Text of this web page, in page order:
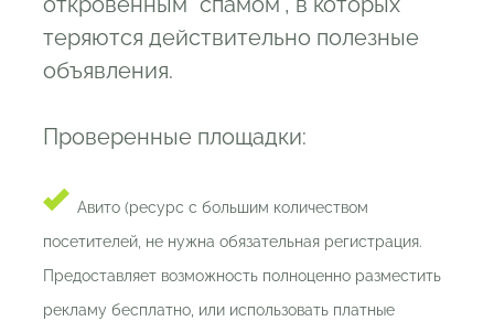
теряются действительно полезные
объявления.
Проверенные площадки:
Авито (ресурс с большим количеством
посетителей, не нужна обязательная регистрация.
Предоставляет возможность полноценно разместить
рекламу бесплатно, или использовать платные